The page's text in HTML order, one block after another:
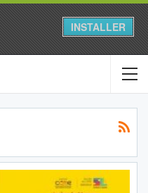
INSTALLER